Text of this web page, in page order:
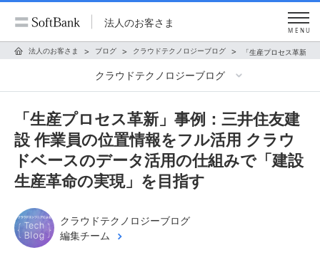
法人のお客さま
MENU
法人のお客さま ブログ クラウドテクノロジーブログ 「生産プロセス革新
クラウドテクノロジーブログ
「生産プロセス革新」事例：三井住友建
設 作業員の位置情報をフル活用 クラウ
ドベースのデータ活用の仕組みで「建設
生産革命の実現」を目指す
クラウドテクノロジーブログ
編集チーム